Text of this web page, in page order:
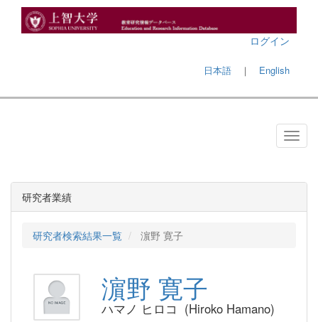
ログイン
日本語 ｜ English
研究者業績
研究者検索結果一覧 濵野 寛子
濵野 寛子
ハマノ ヒロコ (Hiroko Hamano)